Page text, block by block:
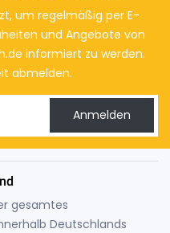
um regelmäßig per E-
und Angebote von
informiert zu werden.
abmelden.
Anmelden
gesamtes
Deutschlands